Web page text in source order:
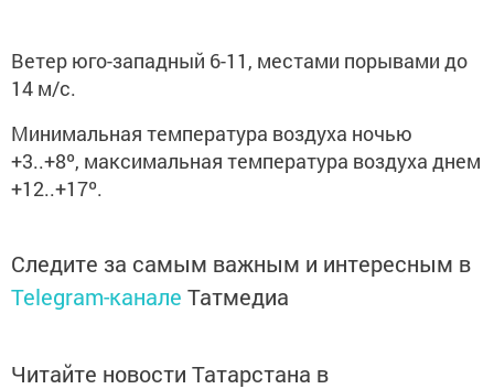
Ветер юго-западный 6-11, местами порывами до
14 м/с.
Минимальная температура воздуха ночью
+3..+8º, максимальная температура воздуха днем
+12..+17º.
Следите за самым важным и интересным в
Telegram-канале Татмедиа
Читайте новости Татарстана в